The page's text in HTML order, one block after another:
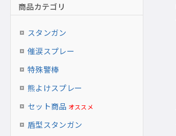
商品カテゴリ
スタンガン
催涙スプレー
特殊警棒
熊よけスプレー
セット商品 オススメ
盾型スタンガン